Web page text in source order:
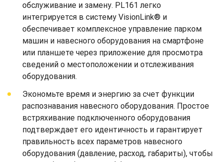
обслуживание и замену. PL161 легко
интегрируется в систему VisionLink® и
обеспечивает комплексное управление парком
машин и навесного оборудования на смартфоне
или планшете через приложение для просмотра
сведений о местоположении и отслеживания
оборудования.
Экономьте время и энергию за счет функции
распознавания навесного оборудования. Простое
встряхивание подключенного оборудования
подтверждает его идентичность и гарантирует
правильность всех параметров навесного
оборудования (давление, расход, габариты), чтобы